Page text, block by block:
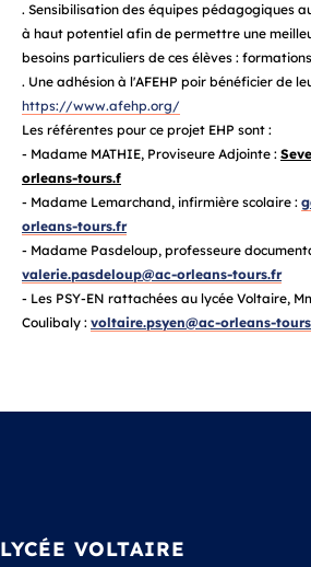
. Sensibilisation des équipes pédagogiques
à haut potentiel afin de permettre une
besoins particuliers de ces élèves :
. Une adhésion à l'AFEHP poir bénéficier de
https://www.afehp.org/
Les référentes pour ce projet EHP sont :
- Madame MATHIE, Proviseure Adjointe :
orleans-tours.f
- Madame Lemarchand, infirmière scolaire :
orleans-tours.fr
- Madame Pasdeloup, professeure
valerie.pasdeloup@ac-orleans-tours.fr
- Les PSY-EN rattachées au lycée Voltaire,
Coulibaly : voltaire.psyen@ac-orleans-
LYCÉE VOLTAIRE